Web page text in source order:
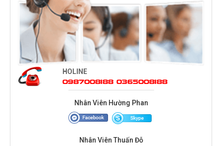
HOLINE
0987008188 0365008188
Nhân Viên Hường Phan
Nhân Viên Thuấn Đỗ